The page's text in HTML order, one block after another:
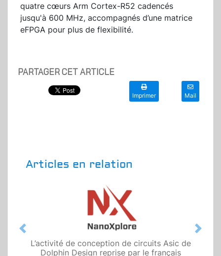
quatre cœurs Arm Cortex-R52 cadencés
jusqu'à 600 MHz, accompagnés d’une matrice
eFPGA pour plus de flexibilité.
PARTAGER CET ARTICLE
Imprimer Mail
Articles en relation
L’activité de conception de circuits Asic de
Dolphin Design reprise par le français
Previous Next